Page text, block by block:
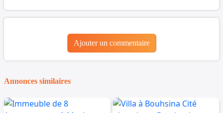
Ajouter un commentaire
Annonces similaires